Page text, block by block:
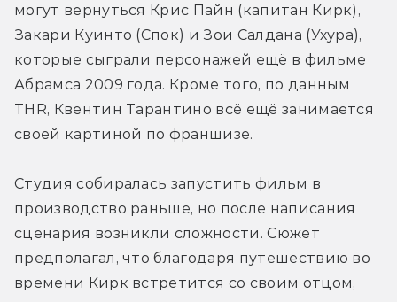
могут вернуться Крис Пайн (капитан Кирк),
Закари Куинто (Спок) и Зои Салдана (Ухура),
которые сыграли персонажей ещё в фильме
Абрамса 2009 года. Кроме того, по данным
THR, Квентин Тарантино всё ещё занимается
своей картиной по франшизе.
Студия собиралась запустить фильм в
производство раньше, но после написания
сценария возникли сложности. Сюжет
предполагал, что благодаря путешествию во
времени Кирк встретится со своим отцом,